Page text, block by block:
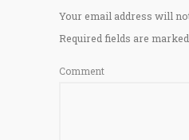
Your email address will
Required fields are marked
Comment